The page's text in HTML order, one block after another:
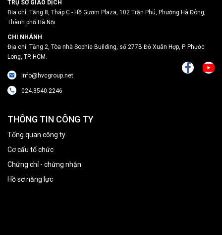
TRỤ SỞ GIAO DỊCH
Địa chỉ: Tầng 8, Tháp C - Hồ Gươm Plaza, 102 Trần Phú, Phường Hà Đông,
Thành phố Hà Nội
CHI NHÁNH
Địa chỉ: Tầng 2, Tòa nhà Sophie Building, số 277B Đỗ Xuân Hợp, P. Phước
Long, TP. HCM.
info@hvcgroup.net
024.3540.2246
THÔNG TIN CÔNG TY
Tổng quan công ty
Cơ cấu tổ chức
Chứng chỉ - chứng nhận
Hồ sơ năng lực